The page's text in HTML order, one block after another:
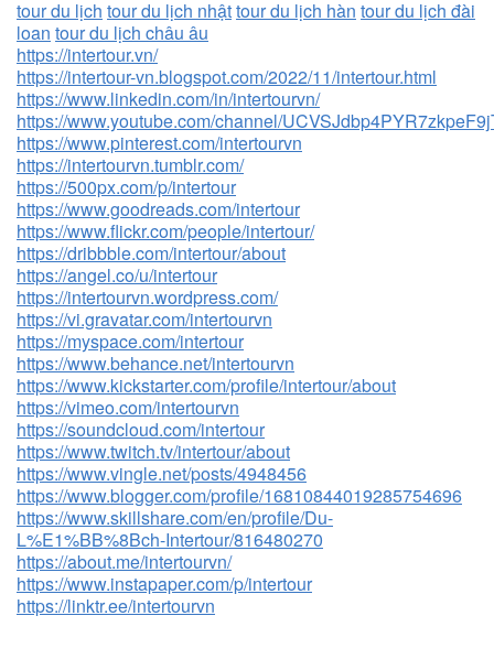
tour du lịch tour du lịch nhậttour du lịch hàn tour du lịch đài
loan tour du lịch châu âu
https://intertour.vn/
https://intertour-vn.blogspot.com/2022/11/intertour.html
https://www.linkedin.com/in/intertourvn/
https://www.youtube.com/channel/
https://www.pinterest.com/intertourvn
https://intertourvn.tumblr.com/
https://500px.com/p/intertour
https://www.goodreads.com/intertour
https://www.flickr.com/people/intertour/
https://dribbble.com/intertour/about
https://angel.co/u/intertour
https://intertourvn.wordpress.com/
https://vi.gravatar.com/intertourvn
https://myspace.com/intertour
https://www.behance.net/intertourvn
https://www.kickstarter.com/profile/intertour/about
https://vimeo.com/intertourvn
https://soundcloud.com/intertour
https://www.twitch.tv/intertour/about
https://www.vingle.net/posts/4948456
https://www.blogger.com/profile/16810844019285754696
https://www.skillshare.com/en/profile/Du-
L%E1%BB%8Bch-Intertour/816480270
https://about.me/intertourvn/
https://www.instapaper.com/p/intertour
https://linktr.ee/intertourvn